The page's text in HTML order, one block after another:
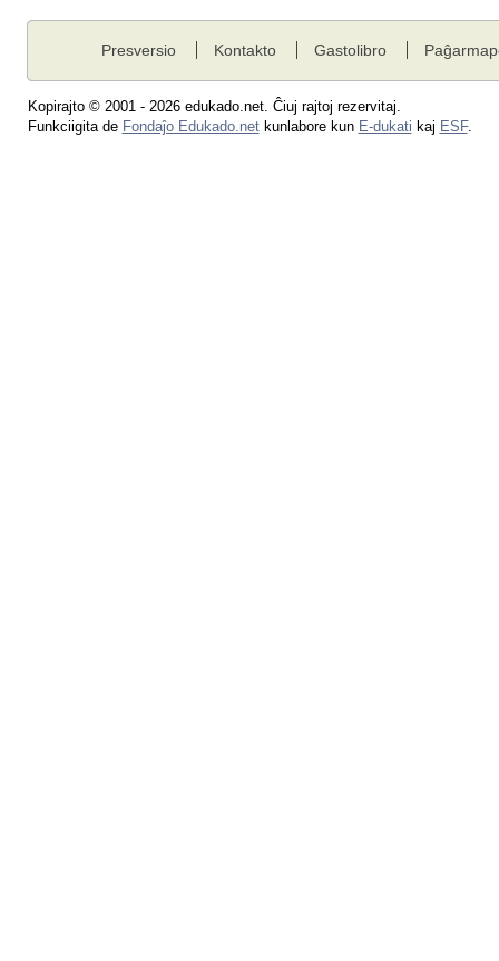
Presversio Kontakto Gastolibro
Kopirajto © 2001 - 2026 edukado.net. Ĉiuj rajtoj rezervitaj.
Funkciigita de Fondaĵo Edukado.netkunlabore kun E-dukati kaj ESF.